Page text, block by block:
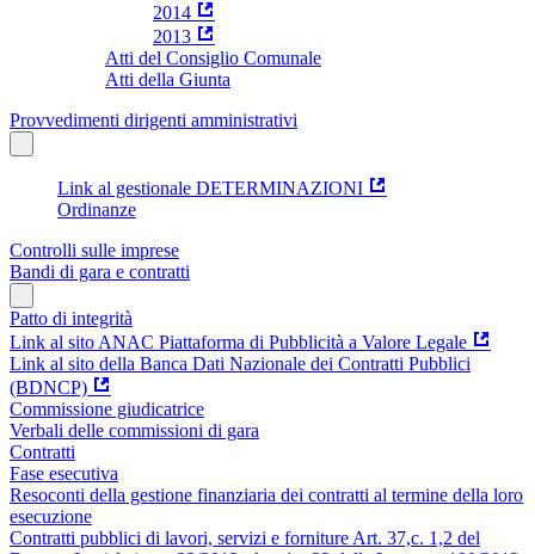
2014
2013
Atti del Consiglio Comunale
Atti della Giunta
Provvedimenti dirigenti amministrativi
Link al gestionale DETERMINAZIONI
Ordinanze
Controlli sulle imprese
Bandi di gara e contratti
Patto di integrità
Link al sito ANAC Piattaforma di Pubblicità a Valore Legale
Link al sito della Banca Dati Nazionale dei Contratti Pubblici
(BDNCP)
Commissione giudicatrice
Verbali delle commissioni di gara
Contratti
Fase esecutiva
Resoconti della gestione finanziaria dei contratti al termine della loro
esecuzione
Contratti pubblici di lavori, servizi e forniture Art. 37,c. 1,2 del